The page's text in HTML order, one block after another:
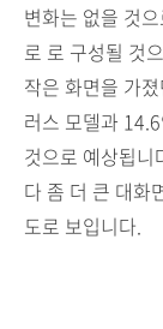
변화는 없을 것
로 로 구성될 것
작은 화면을 가
러스 모델과
것으로 예상됩니
다 좀 더 큰 대화
도로 보입니다.